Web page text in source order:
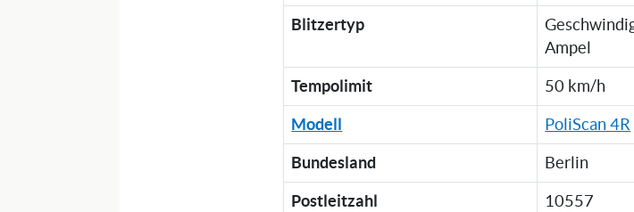
Blitzertyp
Ampel
Tempolimit 50 km/h
Modell PoliScan 4R
Bundesland Berlin
Postleitzahl 10557